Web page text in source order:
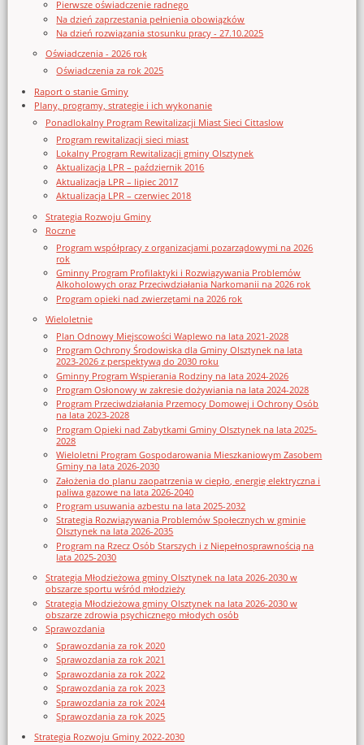
Pierwsze oświadczenie radnego
Na dzień zaprzestania pełnienia obowiązków
Na dzień rozwiązania stosunku pracy - 27.10.2025
Oświadczenia - 2026 rok
Oświadczenia za rok 2025
Raport o stanie Gminy
Plany, programy, strategie i ich wykonanie
Ponadlokalny Program Rewitalizacji Miast Sieci Cittaslow
Program rewitalizacji sieci miast
Lokalny Program Rewitalizacji gminy Olsztynek
Aktualizacja LPR – październik 2016
Aktualizacja LPR – lipiec 2017
Aktualizacja LPR – czerwiec 2018
Strategia Rozwoju Gminy
Roczne
Program współpracy z organizacjami pozarządowymi na 2026
rok
Gminny Program Profilaktyki i Rozwiązywania Problemów
Alkoholowych oraz Przeciwdziałania Narkomanii na 2026 rok
Program opieki nad zwierzętami na 2026 rok
Wieloletnie
Plan Odnowy Miejscowości Waplewo na lata 2021-2028
Program Ochrony Środowiska dla Gminy Olsztynek na lata
2023-2026 z perspektywą do 2030 roku
Gminny Program Wspierania Rodziny na lata 2024-2026
Program Osłonowy w zakresie dożywiania na lata 2024-2028
Program Przeciwdziałania Przemocy Domowej i Ochrony Osób
na lata 2023-2028
Program Opieki nad Zabytkami Gminy Olsztynek na lata 2025-
2028
Wieloletni Program Gospodarowania Mieszkaniowym Zasobem
Gminy na lata 2026-2030
Założenia do planu zaopatrzenia w ciepło, energię elektryczna i
paliwa gazowe na lata 2026-2040
Program usuwania azbestu na lata 2025-2032
Strategia Rozwiązywania Problemów Społecznych w gminie
Olsztynek na lata 2026-2035
Program na Rzecz Osób Starszych i z Niepełnosprawnością na
lata 2025-2030
Strategia Młodzieżowa gminy Olsztynek na lata 2026-2030 w
obszarze sportu wśród młodzieży
Strategia Młodzieżowa gminy Olsztynek na lata 2026-2030 w
obszarze zdrowia psychicznego młodych osób
Sprawozdania
Sprawozdania za rok 2020
Sprawozdania za rok 2021
Sprawozdania za rok 2022
Sprawozdania za rok 2023
Sprawozdania za rok 2024
Sprawozdania za rok 2025
Strategia Rozwoju Gminy 2022-2030